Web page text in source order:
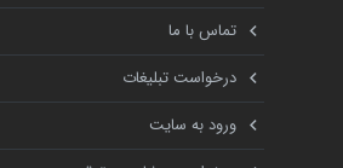
تماس با ما
درخواست تبلیغات
ورود به سایت